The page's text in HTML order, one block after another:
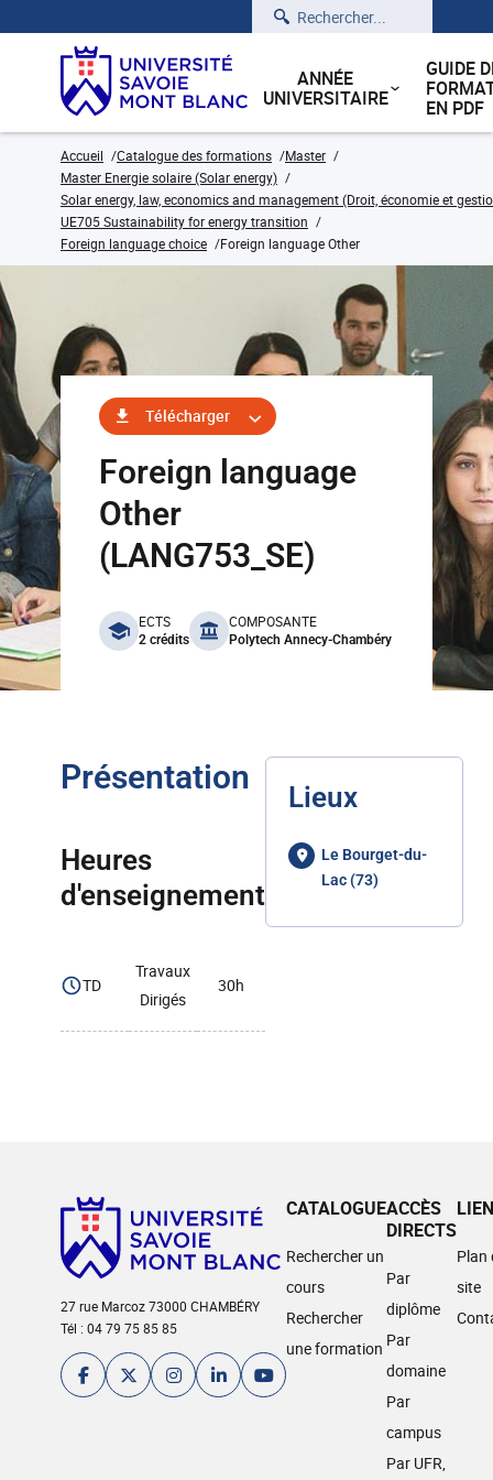
Rechercher
ANNÉE
UNIVERSITAIRE
GUIDE
EN PDF
Accueil Catalogue des formations
Master
Master Energie solaire (Solar energy)
Solar energy, law, economics and management (Droit, économie et
UE705 Sustainability for energy transition
Foreign language choice
Foreign language Other
Télécharger
Foreign language
Other
(LANG753_SE)
benefits
ECTS
2 crédits
COMPOSANTE
Polytech Annecy-Chambéry
Présentation
Heures
d'enseignement
TD
Travaux
Dirigés
30h
Lieux
Le Bourget-du-
Lac (73)
27 rue Marcoz 73000 CHAMBÉRY
Tél : 04 79 75 85 85
CATALOGUE
Rechercher un
cours
Rechercher
une formation
ACCÈS
DIRECTS
Par
diplôme
Par
domaine
Par
campus
Par UFR,
Plan
site